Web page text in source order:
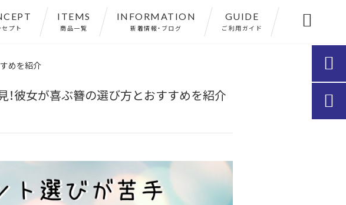
セプト
ITEMS
商品一覧
INFORMATION
新着情報・ブログ
GUIDE
ご利用ガイド 
めを紹介
彼女が喜ぶ簪の選び方とおすすめを紹介

